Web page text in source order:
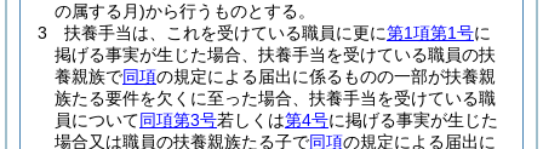
の属する月)から行うものとする。
3
扶養手当は、これを受けている職員に更に第1項第1号に
掲げる事実が生じた場合、扶養手当を受けている職員の扶
養親族で同項の規定による届出に係るものの一部が扶養親
族たる要件を欠くに至った場合、扶養手当を受けている職
員について同項第3号若しくは第4号に掲げる事実が生じた
場合又は職員の扶養親族たる子で同項の規定による届出に